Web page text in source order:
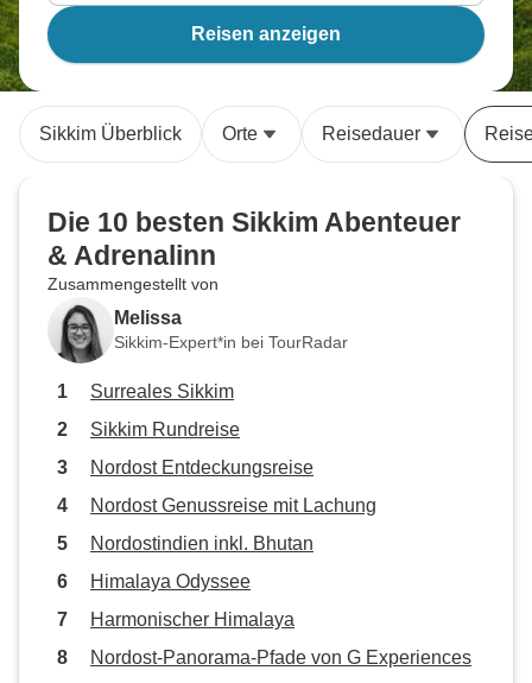
Reisen anzeigen
Sikkim Überblick Orte Reisedauer
Die 10 besten Sikkim Abenteuer
& Adrenalinn
Zusammengestellt von
Melissa
Sikkim-Expert*in bei TourRadar
Surreales Sikkim
Sikkim Rundreise
Nordost Entdeckungsreise
Nordost Genussreise mit Lachung
Nordostindien inkl. Bhutan
Himalaya Odyssee
Harmonischer Himalaya
Nordost-Panorama-Pfade von G Experiences